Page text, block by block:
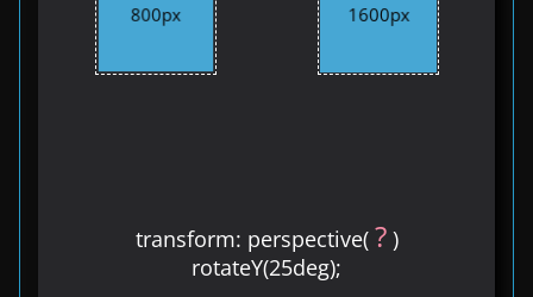
800px 1600px
transform: perspective( ?)
rotateY(25deg);